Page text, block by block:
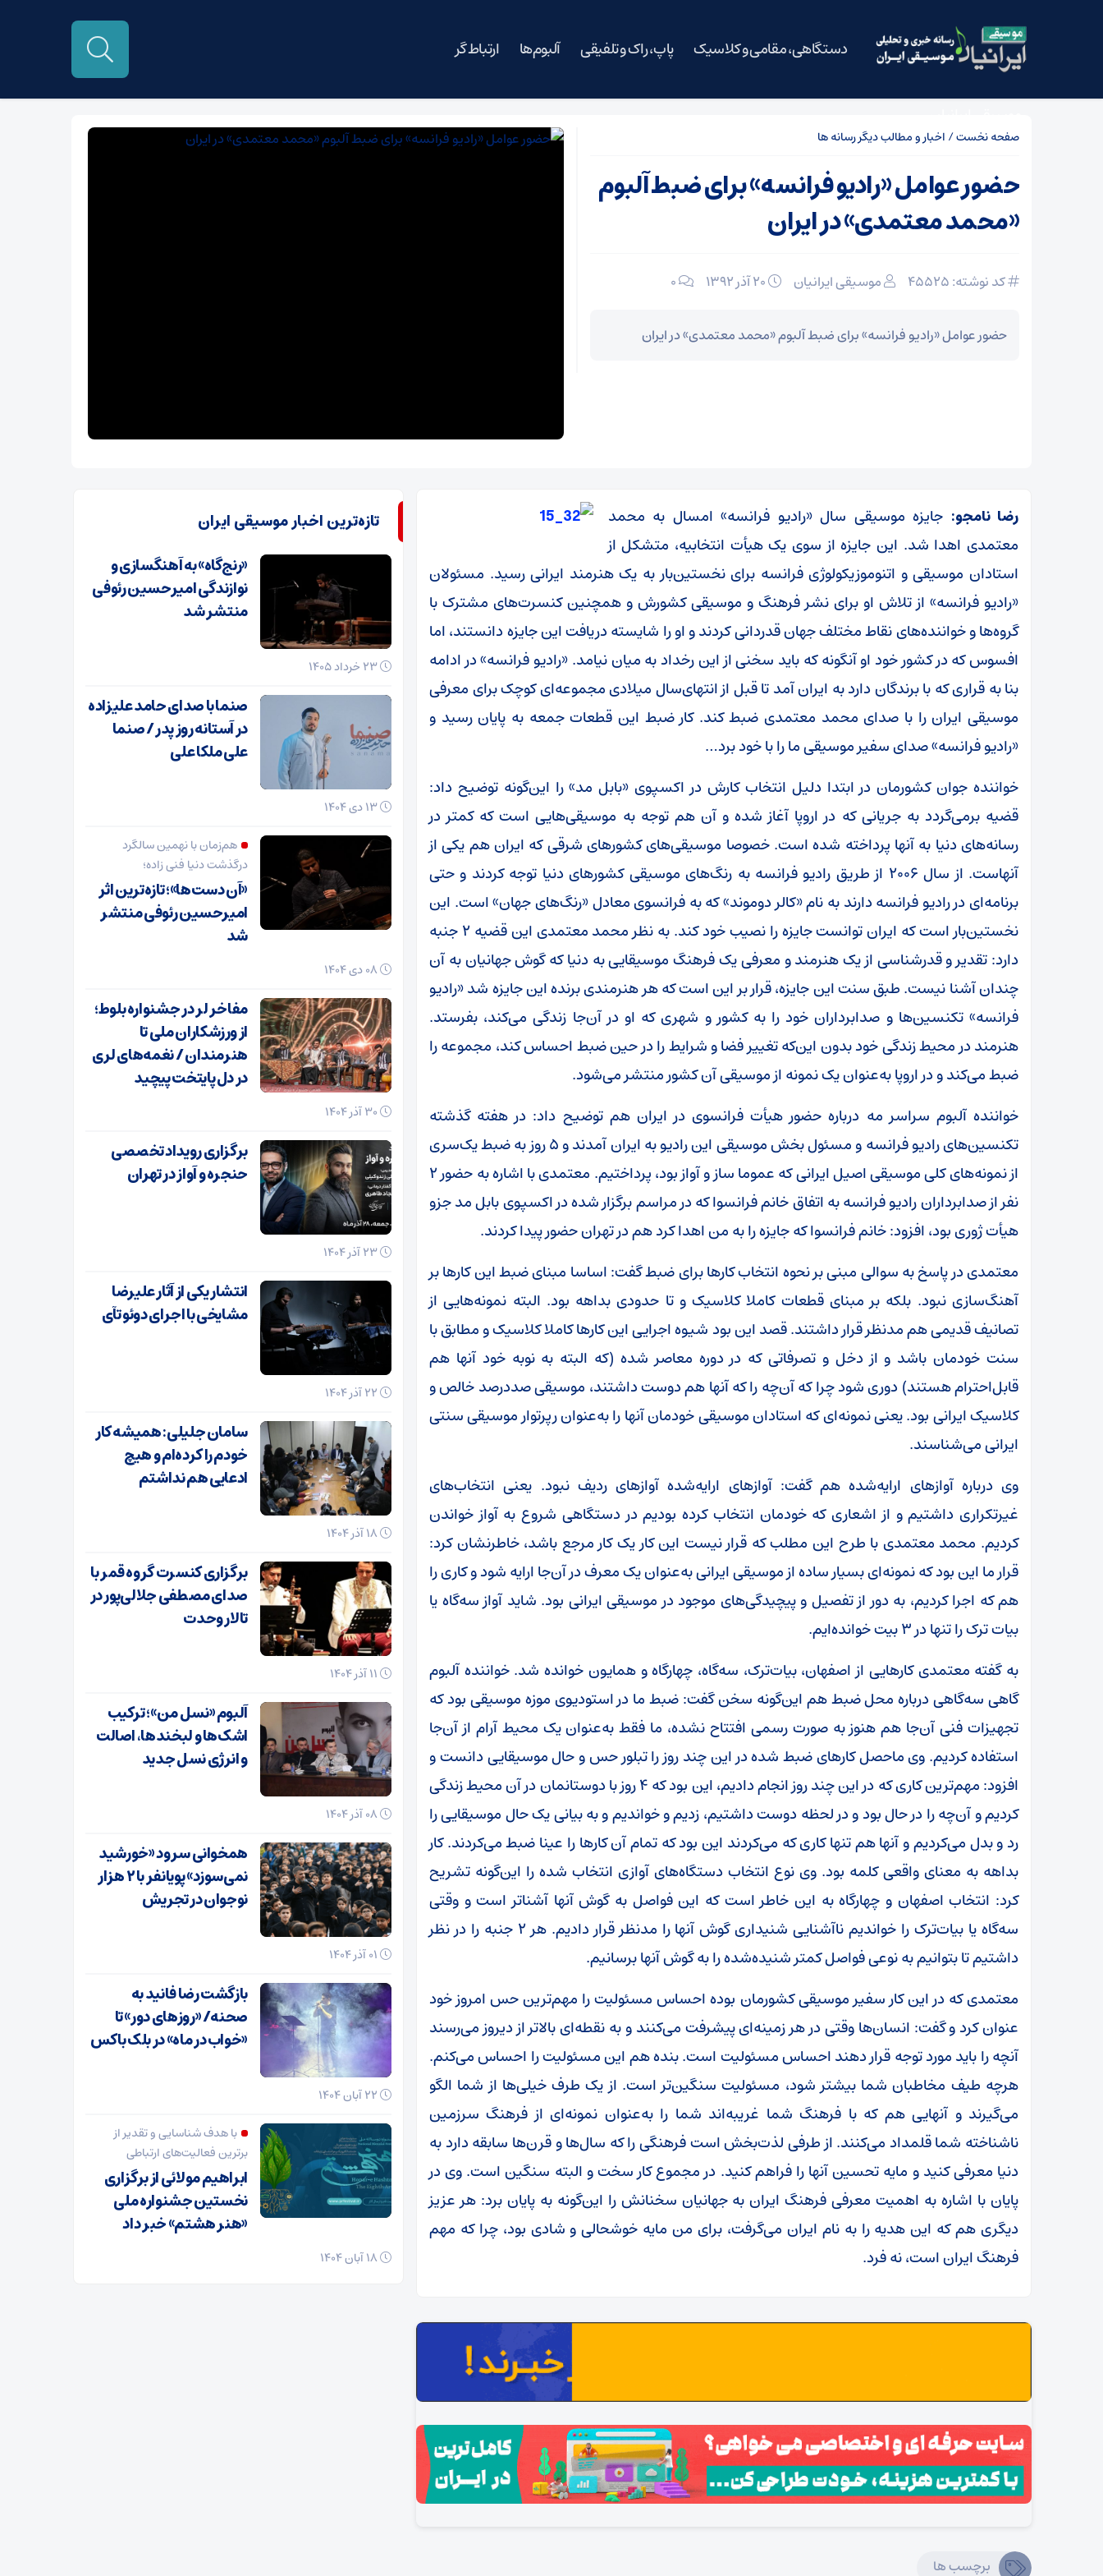
دستگاهی، مقامی و کلاسیک پاپ، راک و تلفیقی آلبوم‌ها ارتباط گر
صفحه نخست/ اخبار و مطالب دیگر رسانه ها
حضور عوامل «رادیو فرانسه» برای ضبط آلبوم
«محمد معتمدی» در ایران
کد نوشته: 45525 موسیقی ایرانیان ۰
حضور عوامل «رادیو فرانسه» برای ضبط آلبوم «محمد معتمدی» در ایران
رضا نامجو: جایزه موسیقی سال «رادیو فرانسه» امسال به محمد
معتمدی اهدا شد. این جایزه از سوی یک هیأت انتخابیه، متشکل از
استادان موسیقی و اتنوموزیکولوژی فرانسه برای نخستین‌بار به یک هنرمند ایرانی رسید. مسئولان
«رادیو فرانسه» از تلاش او برای نشر فرهنگ و موسیقی کشورش و همچنین کنسرت‌های مشترک با
گروه‌ها و خواننده‌های نقاط مختلف جهان قدردانی کردند و او را شایسته دریافت این جایزه دانستند، اما
افسوس که در کشور خود او آنگونه که باید سخنی از این رخداد به میان نیامد. «رادیو فرانسه» در ادامه
بنا به قراری که با برندگان دارد به ایران آمد تا قبل از انتهای‌سال میلادی مجموعه‌ای کوچک برای معرفی
موسیقی ایران را با صدای محمد معتمدی ضبط کند. کار ضبط این قطعات جمعه به پایان رسید و
«رادیو فرانسه» صدای سفیر موسیقی ما را با خود برد…
خواننده جوان کشورمان در ابتدا دلیل انتخاب کارش در اکسپوی «بابل مد» را این‌گونه توضیح داد:
قضیه برمی‌گردد به جریانی که در اروپا آغاز شده و آن هم توجه به موسیقی‌هایی است که کمتر در
رسانه‌های دنیا به آنها پرداخته شده است. خصوصا موسیقی‌های کشورهای شرقی که ایران هم یکی از
آنهاست. از ‌سال ۲۰۰۶ از طریق رادیو فرانسه به رنگ‌های موسیقی کشورهای دنیا توجه کردند و حتی
برنامه‌ای در رادیو فرانسه دارند به نام «کالر دوموند» که به فرانسوی معادل «رنگ‌های جهان» است. این
نخستین‌بار است که ایران توانست جایزه را نصیب خود کند. به نظر محمد معتمدی این قضیه ۲ جنبه
دارد: تقدیر و قدرشناسی از یک هنرمند و معرفی یک فرهنگ موسیقایی به دنیا که گوش جهانیان به آن
چندان آشنا نیست. طبق سنت این جایزه، قرار بر این است که هر هنرمندی برنده این جایزه شد «رادیو
فرانسه» تکنسین‌ها و صدابرداران خود را به کشور و شهری که او در آن‌جا زندگی می‌کند، بفرستد.
هنرمند در محیط زندگی خود بدون این‌که تغییر فضا و شرایط را در حین ضبط احساس کند، مجموعه را
ضبط می‌کند و در اروپا به‌عنوان یک نمونه از موسیقی آن کشور منتشر می‌شود.
خواننده آلبوم سراسر مه درباره حضور هیأت فرانسوی در ایران هم توضیح داد: در هفته گذشته
تکنسین‌های رادیو فرانسه و مسئول بخش موسیقی این رادیو به ایران آمدند و ۵ روز به ضبط یک‌سری
از نمونه‌های کلی موسیقی اصیل ایرانی که عموما ساز و آواز بود، پرداختیم. معتمدی با اشاره به حضور ۲
نفر از صدابرداران رادیو فرانسه به اتفاق خانم فرانسوا که در مراسم برگزار شده در اکسپوی بابل مد جزو
هیأت ژوری بود، افزود: خانم فرانسوا که جایزه را به من اهدا کرد هم در تهران حضور پیدا کردند.
معتمدی در پاسخ به سوالی مبنی بر نحوه انتخاب کارها برای ضبط گفت: اساسا مبنای ضبط این کارها بر
آهنگ‌سازی نبود. بلکه بر مبنای قطعات کاملا کلاسیک و تا حدودی بداهه بود. البته نمونه‌هایی از
تصانیف قدیمی هم مدنظر قرار داشتند. قصد این بود شیوه اجرایی این کارها کاملا کلاسیک و مطابق با
سنت خودمان باشد و از دخل و تصرفاتی که در دوره معاصر شده (که البته به نوبه خود آنها هم
قابل‌احترام هستند) دوری شود چرا که آن‌چه را که آنها هم دوست داشتند، موسیقی صددرصد خالص و
کلاسیک ایرانی بود. یعنی نمونه‌ای که استادان موسیقی خودمان آنها را به‌عنوان رپرتوار موسیقی سنتی
ایرانی می‌شناسند.
وی درباره آوازهای ارایه‌شده هم گفت: آوازهای ارایه‌شده آواز‌های ردیف نبود. یعنی انتخاب‌های
غیرتکراری داشتیم و از اشعاری که خودمان انتخاب کرده بودیم در دستگاهی شروع به آواز خواندن
کردیم. محمد معتمدی با طرح این مطلب که قرار نیست این کار یک کار مرجع باشد، خاطرنشان کرد:
قرار ما این بود که نمونه‌ای بسیار ساده از موسیقی ایرانی به‌عنوان یک معرف در آن‌جا ارایه شود و کاری را
هم که اجرا کردیم، به دور از تفصیل و پیچیدگی‌های موجود در موسیقی ایرانی بود. شاید آواز سه‌گاه یا
بیات ترک را تنها در ۳ بیت خوانده‌ایم.
به گفته معتمدی کارهایی از اصفهان، بیات‌ترک، سه‌گاه، چهارگاه و همایون خوانده شد. خواننده آلبوم
گاهی سه‌گاهی درباره محل ضبط هم این‌گونه سخن گفت: ضبط ما در استودیوی موزه موسیقی بود که
تجهیزات فنی آن‌جا هم هنوز به صورت رسمی افتتاح نشده، ما فقط به‌عنوان یک محیط آرام از آن‌جا
استفاده کردیم. وی ماحصل کارهای ضبط شده در این چند روز را تبلور حس و حال موسیقایی دانست و
افزود: مهم‌ترین کاری که در این چند روز انجام دادیم، این بود که ۴ روز با دوستانمان در آن محیط زندگی
کردیم و آن‌چه را در حال بود و در لحظه دوست داشتیم، زدیم و خواندیم و به بیانی یک حال موسیقایی را
رد و بدل می‌کردیم و آنها هم تنها کاری که می‌کردند این بود که تمام آن کارها را عینا ضبط می‌کردند. کار
بداهه به معنای واقعی کلمه بود. وی نوع انتخاب دستگاه‌های آوازی انتخاب شده را این‌گونه تشریح
کرد: انتخاب اصفهان و چهارگاه به این خاطر است که این فواصل به گوش آنها آشناتر است و وقتی
سه‌گاه یا بیات‌ترک را خواندیم ناآشنایی شنیداری گوش آنها را مدنظر قرار دادیم. هر ۲ جنبه را در نظر
داشتیم تا بتوانیم به نوعی فواصل کمتر شنیده‌شده را به گوش آنها برسانیم.
معتمدی که در این کار سفیر موسیقی کشورمان بوده احساس مسئولیت را مهم‌ترین حس امروز خود
عنوان کرد و گفت: انسان‌ها وقتی در هر زمینه‌ای پیشرفت می‌کنند و به نقطه‌ای بالاتر از دیروز می‌رسند
آنچه را باید مورد توجه قرار دهند احساس مسئولیت است. بنده هم این مسئولیت را احساس می‌کنم.
هرچه طیف مخاطبان شما بیشتر شود، مسئولیت سنگین‌تر است. از یک طرف خیلی‌ها از شما الگو
می‌گیرند و آنهایی هم که با فرهنگ شما غریبه‌اند شما را به‌عنوان نمونه‌ای از فرهنگ سرزمین
ناشناخته شما قلمداد می‌کنند. از طرفی لذت‌بخش است فرهنگی را که سال‌ها و قرن‌ها سابقه دارد به
دنیا معرفی کنید و مایه تحسین آنها را فراهم کنید. در مجموع کار سخت و البته سنگین است. وی در
پایان با اشاره به اهمیت معرفی فرهنگ ایران به جهانیان سخنانش را این‌گونه به پایان برد: هر عزیز
دیگری هم که این هدیه را به نام ایران می‌گرفت، برای من مایه خوشحالی و شادی بود، چرا که مهم
فرهنگ ایران است، نه فرد.
برچسب ها
تازه‌ترین اخبار موسیقی ایران
«رنج‌گاه» به آهنگسازی و
نوازندگی امیرحسین رئوفی
منتشر شد
صنما با صدای حامد علیزاده
در آستانه روز پدر / صنما
علی ملکا علی
هم‌زمان با نهمین سالگرد
درگذشت دنیا فنی زاده؛
«آن دست‌ها»؛ تازه‌ترین اثر
امیرحسین رئوفی منتشر
شد
مفاخر لر در جشنواره بلوط؛
از ورزشکاران ملی تا
هنرمندان / نغمه‌های لری
در دل پایتخت پیچید
برگزاری رویداد تخصصی
حنجره و آواز در تهران
انتشار یکی از آثار علیرضا
مشایخی با اجرای دوئو تآی
سامان جلیلی: همیشه کار
خودم را کرده‌ام و هیچ
ادعایی هم نداشتم
برگزاری کنسرت گروه قمر با
صدای مصطفی جلالی‌پور در
تالار وحدت
آلبوم «نسل من»؛ ترکیب
اشک‌ها و لبخندها، اصالت
و انرژی نسل جدید
همخوانی سرود «خورشید
نمی‌سوزد» پویانفر با ۲ هزار
نوجوان در تجریش
بازگشت رضا فانید به
صحنه/ «روزهای دور» تا
«خواب در ماه» در بلک باکس
با هدف شناسایی و تقدیر از
برترین فعالیت‌های ارتباطی
ابراهیم مولائی از برگزاری
نخستین جشنواره ملی
«هنر هشتم» خبر داد